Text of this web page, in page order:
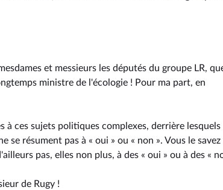
et messieurs les députés du groupe LR,
ministre de l'écologie ! Pour ma part, en
à ces sujets politiques complexes, derrière lesquels
se résument pas à « oui » ou « non ». Vous le savez
pas, elles non plus, à des « oui » ou à des «
de Rugy !